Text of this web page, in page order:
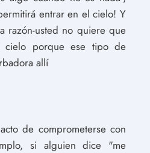
entrar en el cielo! Y
razón-usted no quiere que
cielo porque ese tipo de
allí
de comprometerse con
si alguien dice "me